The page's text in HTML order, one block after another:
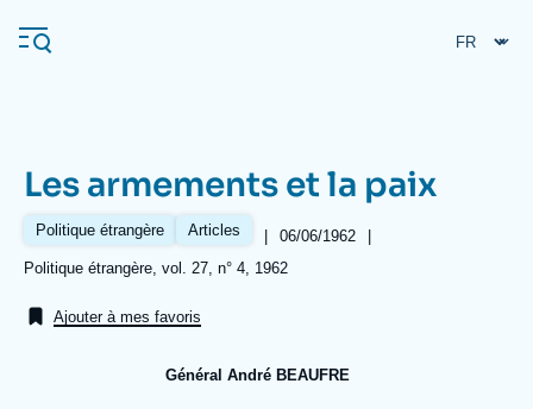
au
contenu
Navigation
principale
Recherches fréquentes
Les armements et la paix
Politique étrangère Articles |
Date
de
06/06/1962
|
Références
Politique étrangère, vol. 27, n° 4, 1962
Ajouter à mes favoris
Général André BEAUFRE